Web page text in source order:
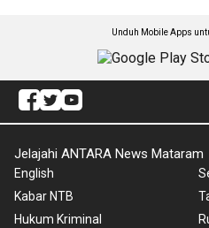
Unduh Mobile Apps
Jelajahi ANTARA News Mataram
English
Kabar NTB
Hukum Kriminal